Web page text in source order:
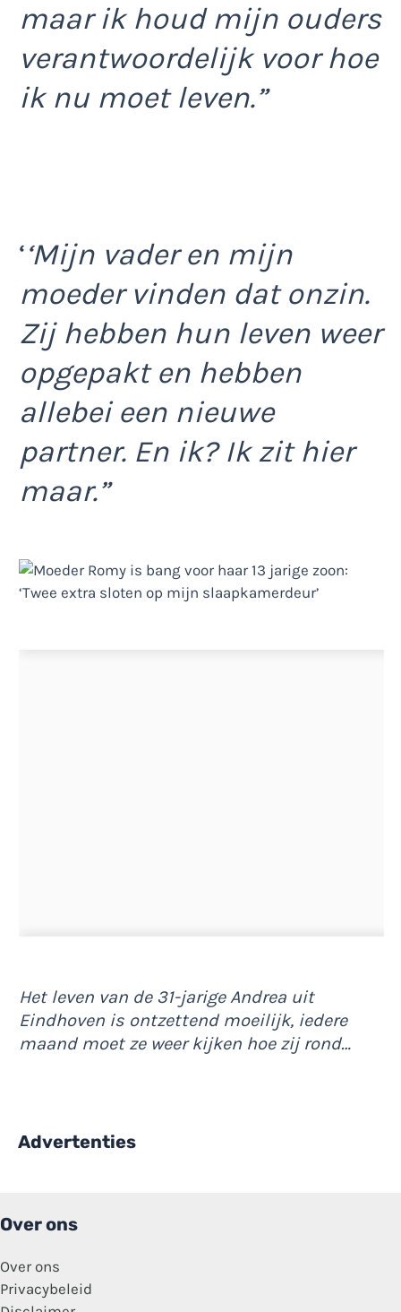
maar ik houd mijn ouders
verantwoordelijk voor hoe
ik nu moet leven.”
‘‘Mijn vader en mijn
moeder vinden dat onzin.
Zij hebben hun leven weer
opgepakt en hebben
allebei een nieuwe
partner. En ik? Ik zit hier
maar.”
Het leven van de 31-jarige Andrea uit
Eindhoven is ontzettend moeilijk, iedere
maand moet ze weer kijken hoe zij rond…
Advertenties
Over ons
Over ons
Privacybeleid